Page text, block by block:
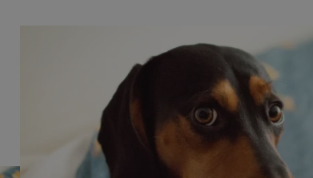
Niezbędne Targetowanie
Niezbędne pliki cookie umożliwiają korzystanie z podstawowych funkcji
zarządzanie kontem. Bez niezbędnych plików cookie nie można
Provider
Okres
przechowywania